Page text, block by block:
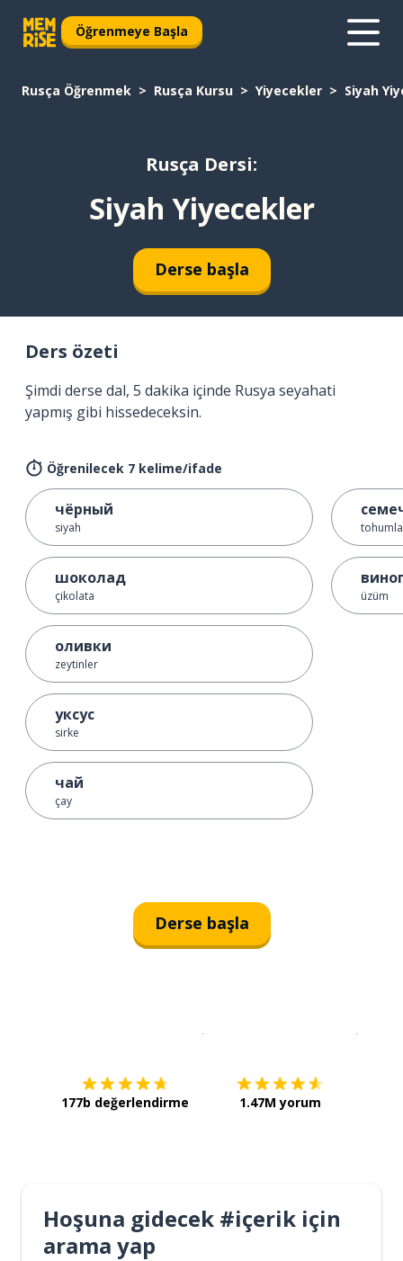
Öğrenmeye Başla
Rusça Öğrenmek Rusça Kursu Yiyecekler Siyah
Rusça Dersi:
Siyah Yiyecekler
Derse başla
Ders özeti
Şimdi derse dal, 5 dakika içinde Rusya seyahati
yapmış gibi hissedeceksin.
Öğrenilecek 7 kelime/ifade
чёрный
siyah
шоколад
çikolata
оливки
zeytinler
уксус
sirke
чай
çay
üzüm
Derse başla
177b değerlendirme 1.47M yorum
Hoşuna gidecek #içerik için
arama yap